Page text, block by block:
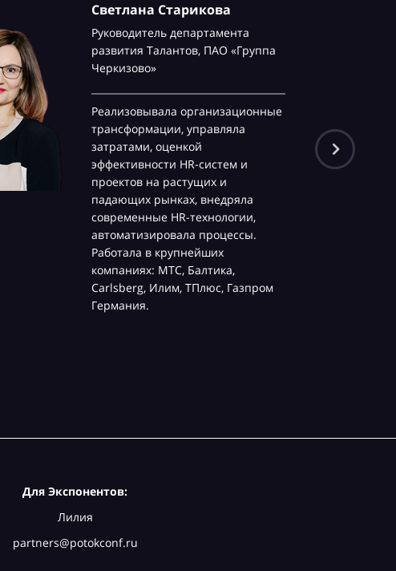
Светлана Старикова
Руководитель департамента
развития Талантов, ПАО «Группа
Черкизово»
Реализовывала организационные
трансформации, управляла
затратами, оценкой
эффективности HR-систем и
проектов на растущих и
падающих рынках, внедряла
современные HR-технологии,
автоматизировала процессы.
Работала в крупнейших
компаниях: МТС, Балтика,
Carlsberg, Илим, ТПлюс, Газпром
Германия.
Для Экспонентов:
Лилия
partners@potokconf.ru